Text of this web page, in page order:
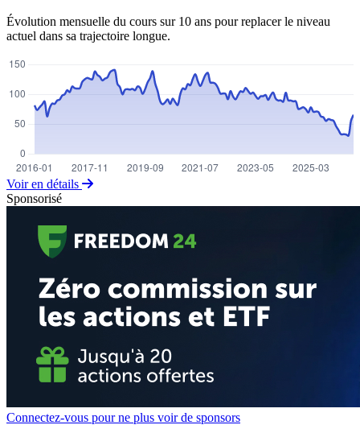
Évolution mensuelle du cours sur 10 ans pour replacer le niveau
actuel dans sa trajectoire longue.
Voir en détails
Sponsorisé
Connectez-vous pour ne plus voir de sponsors